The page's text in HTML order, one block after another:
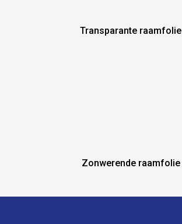
Transparante raamfolie
Zonwerende raamfolie